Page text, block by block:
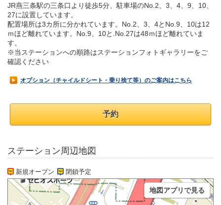
JR燕三条駅の三条口より徒歩5分、駐車場のNo.2、3、4、9、10、
27に設置しています。
配置場所は3カ所に分かれています。No.2、3、4とNo.9、10は12
ｍほど離れています。No.9、10と.No.27は48ｍほど離れていま
す。
※当ステーションへの順路はステーションフォトギャラリーをご
確認ください
オプション（チャイルドシート・乗り捨て等）のご案内はこちら
予約
ステーション周辺地図
新規オープン 閉鎖予定
地図アプリで見る